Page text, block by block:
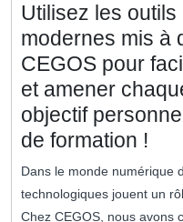
Utilisez les
modernes mis à
CEGOS pour
et amener
objectif
de formation !
Dans le monde numérique
technologiques jouent un
Chez CEGOS, nous avons